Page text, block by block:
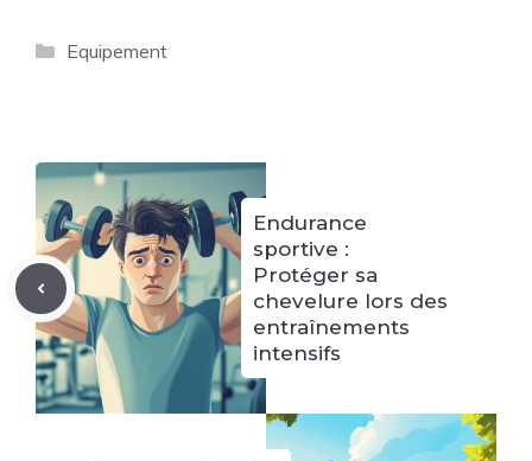
Catégories
Equipement
Endurance
sportive :
Protéger sa
chevelure lors des
entraînements
intensifs